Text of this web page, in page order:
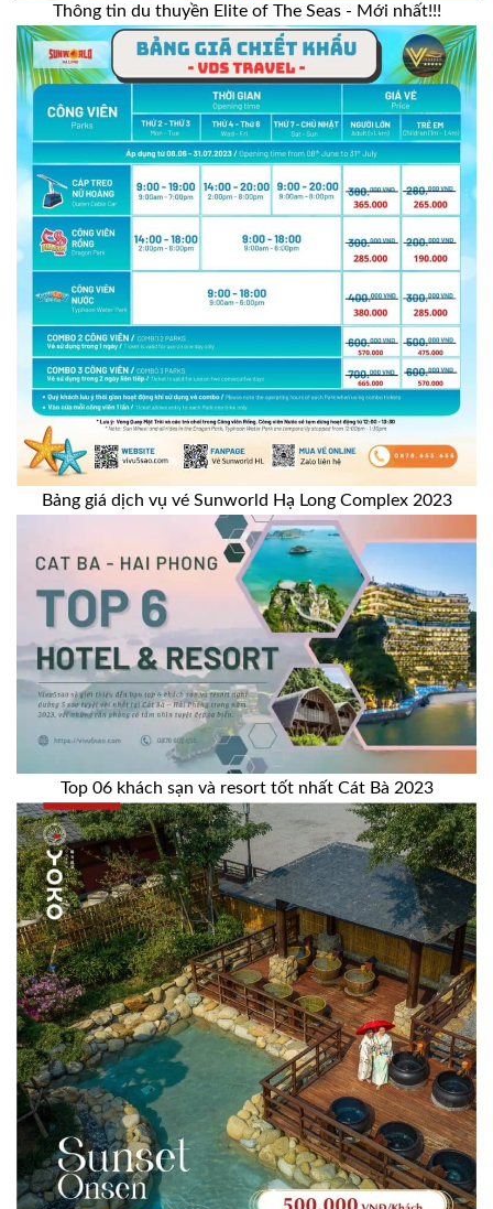
Thông tin du thuyền Elite of The Seas - Mới nhất!!!
Bảng giá dịch vụ vé Sunworld Hạ Long Complex 2023
Top 06 khách sạn và resort tốt nhất Cát Bà 2023